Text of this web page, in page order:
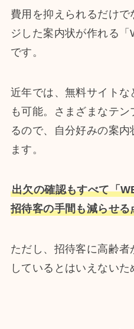
費用を抑えられるだけ
ジした案内状が作れる
です。
近年では、無料サイトな
も可能。さまざまなテ
るので、自分好みの案内
ます。
出欠の確認もすべて「
招待客の手間も減らせる
ただし、招待客に高齢
しているとはいえないた